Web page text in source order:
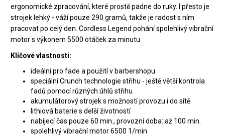
ergonomické zpracování, které prostě padne do ruky. I přesto je
strojek lehký - váží pouze 290 gramů, takže je radost s ním
pracovat po celý den. Cordless Legend pohání spolehlivý vibrační
motor s výkonem 5500 otáček za minutu.
Klíčové vlastnosti:
ideální pro fade a použití v barbershopu
speciální Crunch technologie střihu - ještě větší kontrola
fadů pomocí různých úhlů střihu
akumulátorový strojek s možností provozu i do sítě
lithiová baterie s delší životností
nabíjecí čas pouze 60 min., provozní doba: až 100 min.
spolehlivý vibrační motor 6500 1/min.